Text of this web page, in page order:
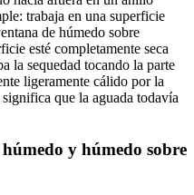
trabaja en una superficie
de húmedo sobre
esté completamente seca
la sequedad tocando la parte
ligeramente cálido por la
que la aguada todavía
y húmedo sobre